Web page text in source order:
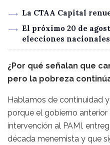
La CTAA Capital
El próximo 20 de
elecciones nacionales
¿Por qué señalan que
pero la pobreza
Hablamos de continuidad
porque el gobierno
intervención al PAMI,
década menemista y que